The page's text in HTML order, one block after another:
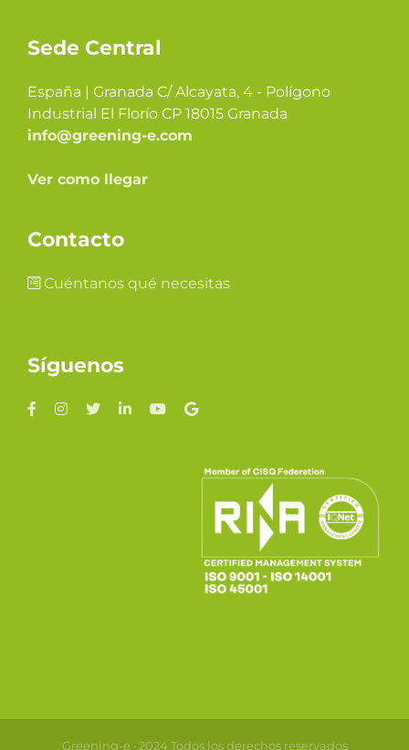
Sede Central
España | Granada C/ Alcayata, 4 - Polígono
Industrial El Florío CP 18015 Granada
info@greening-e.com
Ver como llegar
Contacto
Cuéntanos qué necesitas
Síguenos
Greening-e · 2024 Todos los derechos reservados